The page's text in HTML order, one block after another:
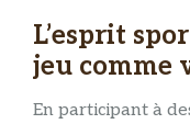
L’esprit
jeu comme
En participant à